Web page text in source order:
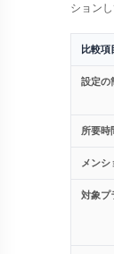
ション
比較項
設定の
所要時
メンシ
対象プ